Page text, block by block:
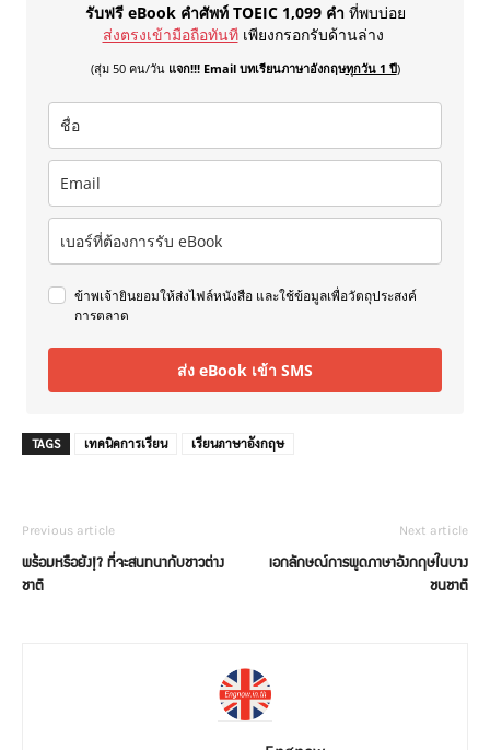
รับฟรี eBook คำศัพท์ TOEIC 1,099 คำ ที่พบบ่อย
ส่งตรงเข้ามือถือทันที เพียงกรอกรับด้านล่าง
(สุ่ม 50 คน/วัน แจก!!! Email บทเรียนภาษาอังกฤษทุกวัน 1 ปี)
ข้าพเจ้ายินยอมให้ส่งไฟล์หนังสือ และใช้ข้อมูลเพื่อวัตถุประสงค์
การตลาด
ส่ง eBook เข้า SMS
TAGS เทคนิคการเรียน เรียนภาษาอังกฤษ
Previous article
พร้อมหรือยัง!? ที่จะสนทนากับชาวต่าง
ชาติ
Next article
เอกลักษณ์การพูดภาษาอังกฤษในบาง
ชนชาติ